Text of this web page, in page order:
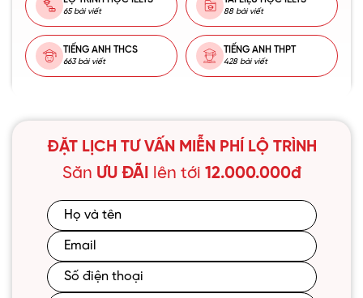
65 bài viết 88 bài viết
TIẾNG ANH THCS
663 bài viết
TIẾNG ANH THPT
428 bài viết
ĐẶT LỊCH TƯ VẤN MIỄN PHÍ LỘ TRÌNH
Săn ƯU ĐÃI lên tới 12.000.000đ